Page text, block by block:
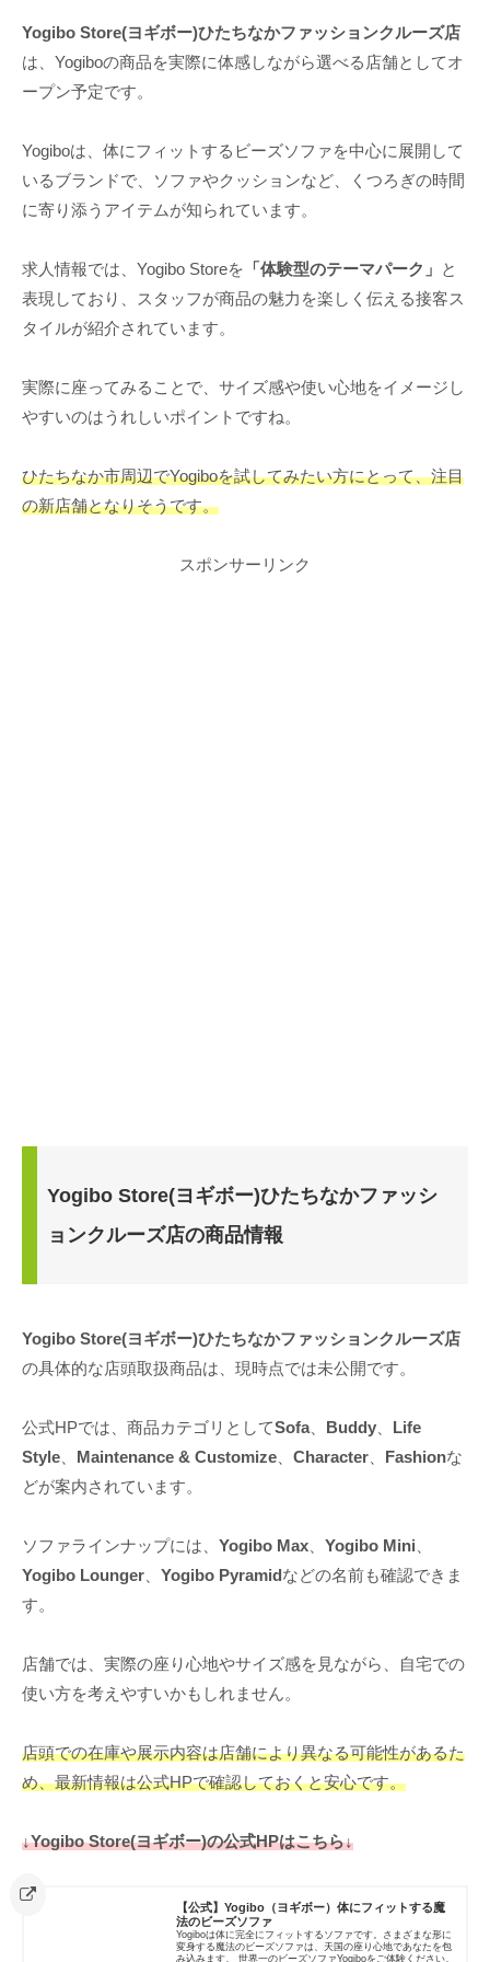
Yogibo Store(ヨギボー)ひたちなかファッションクルーズ店
は、Yogiboの商品を実際に体感しながら選べる店舗としてオ
ープン予定です。
Yogiboは、体にフィットするビーズソファを中心に展開して
いるブランドで、ソファやクッションなど、くつろぎの時間
に寄り添うアイテムが知られています。
求人情報では、Yogibo Storeを 「体験型のテーマパーク」 と
表現しており、スタッフが商品の魅力を楽しく伝える接客ス
タイルが紹介されています。
実際に座ってみることで、サイズ感や使い心地をイメージし
やすいのはうれしいポイントですね。
ひたちなか市周辺でYogiboを試してみたい方にとって、注目
の新店舗となりそうです。
スポンサーリンク
Yogibo Store(ヨギボー)ひたちなかファッシ
ョンクルーズ店の商品情報
Yogibo Store(ヨギボー)ひたちなかファッションクルーズ店
の具体的な店頭取扱商品は、現時点では未公開です。
公式HPでは、商品カテゴリとしてSofa、 Buddy
Life
Style
Maintenance & Customize Character Fashionな
どが案内されています。
ソファラインナップには、 Yogibo Max Yogibo Mini
Yogibo Lounger
Yogibo Pyramidなどの名前も確認できま
す。
店舗では、実際の座り心地やサイズ感を見ながら、自宅での
使い方を考えやすいかもしれません。
店頭での在庫や展示内容は店舗により異なる可能性があるた
め、最新情報は公式HPで確認しておくと安心です。
↓Yogibo Store(ヨギボー)の公式HPはこちら↓
【公式】Yogibo（ヨギボー）体にフィットする魔
法のビーズソファ
Yogiboは体に完全にフィットするソファです。さまざまな形に
変身する魔法のビーズソファは、天国の座り心地であなたを包
み込みます。 世界一のビーズソファYogiboをご体験ください。